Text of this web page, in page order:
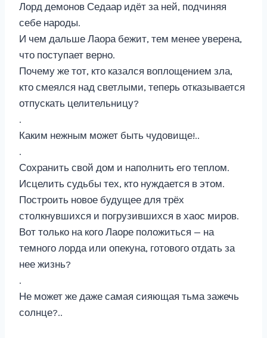
Лорд демонов Седаар идёт за ней, подчиняя
себе народы.
И чем дальше Лаора бежит, тем менее уверена,
что поступает верно.
Почему же тот, кто казался воплощением зла,
кто смеялся над светлыми, теперь отказывается
отпускать целительницу?
.
Каким нежным может быть чудовище!..
.
Сохранить свой дом и наполнить его теплом.
Исцелить судьбы тех, кто нуждается в этом.
Построить новое будущее для трёх
столкнувшихся и погрузившихся в хаос миров.
Вот только на кого Лаоре положиться — на
темного лорда или опекуна, готового отдать за
нее жизнь?
.
Не может же даже самая сияющая тьма зажечь
солнце?..